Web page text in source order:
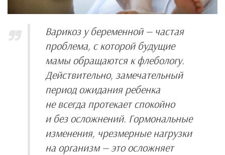
Варикоз у беременной — частая
проблема, с которой будущие
мамы обращаются к флебологу.
Действительно, замечательный
период ожидания ребенка
не всегда протекает спокойно
и без осложнений. Гормональные
изменения, чрезмерные нагрузки
на организм — это осложняет